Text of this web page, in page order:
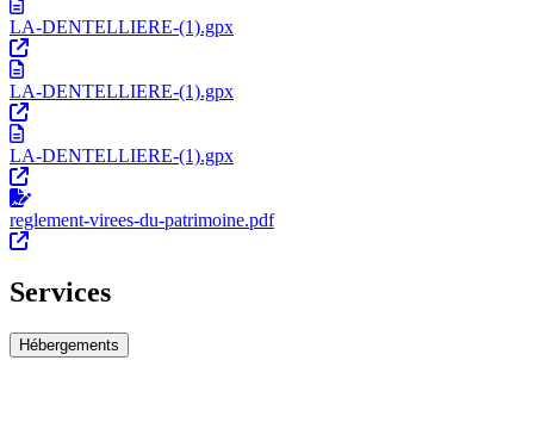
LA-DENTELLIERE-(1).gpx
LA-DENTELLIERE-(1).gpx
LA-DENTELLIERE-(1).gpx
reglement-virees-du-patrimoine.pdf
Services
Hébergements